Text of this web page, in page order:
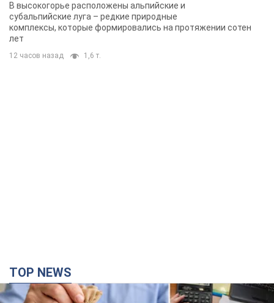
В высокогорье расположены альпийские и
субальпийские луга – редкие природные
комплексы, которые формировались на протяжении сотен
лет
12 часов назад 1,6 т.
TOP NEWS